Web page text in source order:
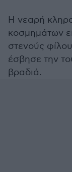
Η νεαρή
κοσμημάτων
στενούς
έσβησε την
βραδιά.